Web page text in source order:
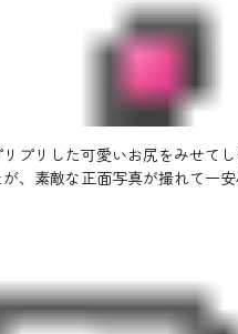
プリした可愛いお尻をみせて
、素敵な正面写真が撮れて一